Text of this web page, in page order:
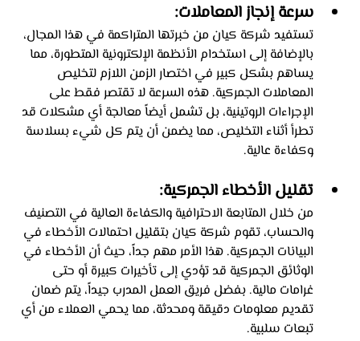
سرعة إنجاز المعاملات:
تستفيد شركة كيان من خبرتها المتراكمة في هذا المجال،
بالإضافة إلى استخدام الأنظمة الإلكترونية المتطورة، مما
يساهم بشكل كبير في اختصار الزمن اللازم لتخليص
المعاملات الجمركية. هذه السرعة لا تقتصر فقط على
الإجراءات الروتينية، بل تشمل أيضاً معالجة أي مشكلات قد
تطرأ أثناء التخليص، مما يضمن أن يتم كل شيء بسلاسة
وكفاءة عالية.
تقليل الأخطاء الجمركية:
من خلال المتابعة الاحترافية والكفاءة العالية في التصنيف
والحساب، تقوم شركة كيان بتقليل احتمالات الأخطاء في
البيانات الجمركية. هذا الأمر مهم جداً، حيث أن الأخطاء في
الوثائق الجمركية قد تؤدي إلى تأخيرات كبيرة أو حتى
غرامات مالية. بفضل فريق العمل المدرب جيداً، يتم ضمان
تقديم معلومات دقيقة ومحدثة، مما يحمي العملاء من أي
تبعات سلبية.